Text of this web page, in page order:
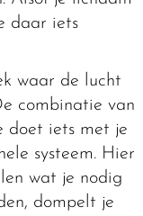
daar iets
waar de lucht
combinatie van
doet iets met je
systeem. Hier
wat je nodig
dompelt je